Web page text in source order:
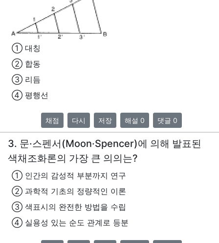
① 대칭
② 합동
③ 리듬
④ 평행선
채점 다시 저장 해설 0 댓글 0
3. 문·스펜서(Moon·Spencer)에 의해 발표된
색채조화론의 가장 큰 의의는?
① 인간의 감성적 부분까지 연구
② 과학적 기초의 정량적인 이론
③ 색표시의 완전한 방법을 수립
④ 실용성 있는 순도 관계로 등분